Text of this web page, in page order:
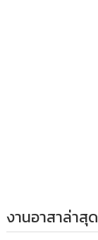
งานอาสาล่าสุด